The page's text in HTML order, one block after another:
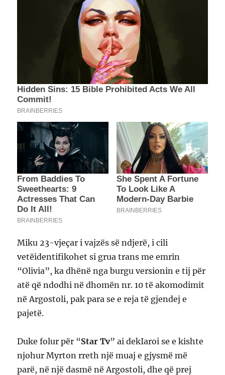
Miku 23-vjeçar i vajzës së ndjerë, i cili
vetëidentifikohet si grua trans me emrin
“Olivia”, ka dhënë nga burgu versionin e tij për
atë që ndodhi në dhomën nr. 10 të akomodimit
në Argostoli, pak para se e reja të gjendej e
pajetë.
Duke folur për “Star Tv” ai dekIaroi se e kishte
njohur Myrton rreth një muaj e gjysmë më
parë, në një dasmë në Argostoli, dhe që prej